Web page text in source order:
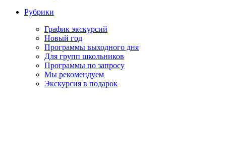
Рубрики
График экскурсий
Новый год
Программы выходного дня
Для групп школьников
Программы по запросу
Мы рекомендуем
Экскурсия в подарок